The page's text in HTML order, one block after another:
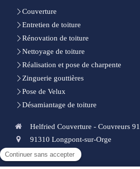
Couverture
Entretien de toiture
Rénovation de toiture
Nettoyage de toiture
Réalisation et pose de charpente
Zinguerie gouttières
Pose de Velux
Désamiantage de toiture
Helfried Couverture - Couvreurs 91
91310 Longpont-sur-Orge
0185153339